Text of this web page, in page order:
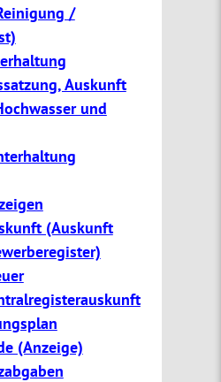
/
Auskunft
und
(Auskunft
(Anzeige)